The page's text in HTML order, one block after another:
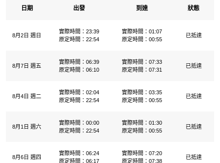
日期 出發 到達 狀態
8月2日 週日
實際時間：23:39
原定時間：22:54
實際時間：01:07
原定時間：00:55
已抵達
8月7日 週五
實際時間：06:39
原定時間：06:10
實際時間：07:33
原定時間：07:31
已抵達
8月4日 週二
實際時間：02:04
原定時間：22:54
實際時間：03:35
原定時間：00:55
已抵達
8月1日 週六
實際時間：00:00
原定時間：22:54
實際時間：01:30
原定時間：00:55
已抵達
8月6日 週四
實際時間：06:24
原定時間：06:17
實際時間：07:20
原定時間：07:38
已抵達